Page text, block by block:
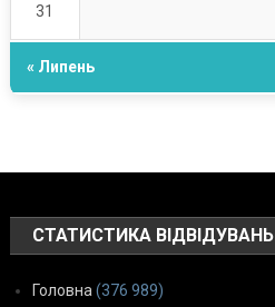
31
« Липень
СТАТИСТИКА ВІДВІДУВАНЬ
Головна (376 989)